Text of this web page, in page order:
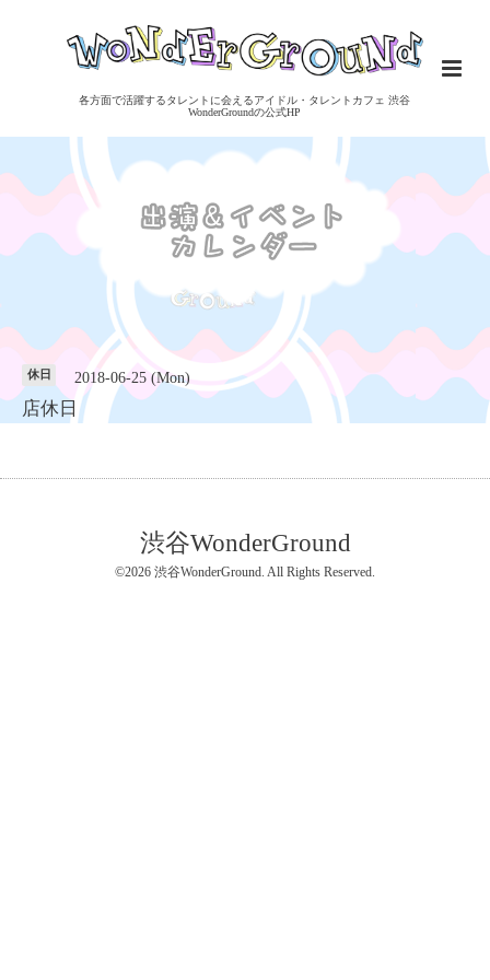
各方面で活躍するタレントに会えるアイドル・タレントカフェ 渋谷
WonderGroundの公式HP
休日 2018-06-25 (Mon)
店休日
渋谷WonderGround
©2026 渋谷WonderGround. All Rights Reserved.